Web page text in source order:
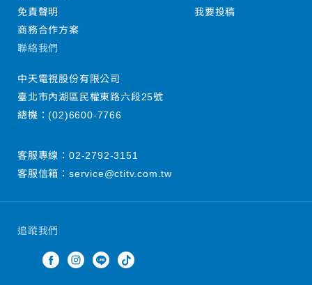
追蹤我們
免責聲明
商務合作方案
我要投稿
聯絡我們
中天電視股份有限公司
臺北市內湖區民權東路六段25號
總機：(02)6600-7766
客服專線： 02-2792-3151
客服信箱： service@ctitv.com.tw